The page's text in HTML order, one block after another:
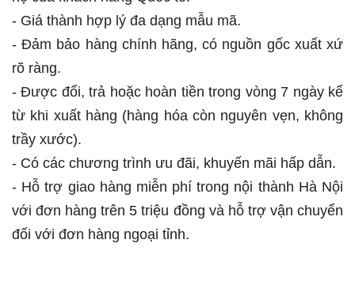
- Giá thành hợp lý đa dạng mẫu mã.
- Đảm bảo hàng chính hãng, có nguồn gốc xuất xứ
rõ ràng.
- Được đổi, trả hoặc hoàn tiền trong vòng 7 ngày kể
từ khi xuất hàng (hàng hóa còn nguyên vẹn, không
trầy xước).
- Có các chương trình ưu đãi, khuyến mãi hấp dẫn.
- Hỗ trợ giao hàng miễn phí trong nội thành Hà Nội
với đơn hàng trên 5 triệu đồng và hỗ trợ vận chuyển
đối với đơn hàng ngoại tỉnh.